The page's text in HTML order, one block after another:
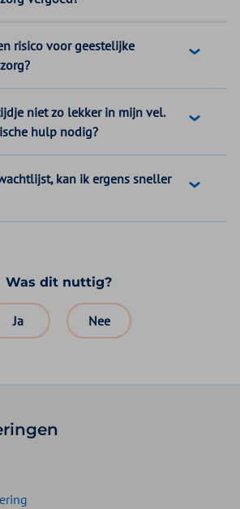
risico voor geestelijke
niet zo lekker in mijn vel.
hulp nodig?
kan ik ergens sneller
Was dit nuttig?
Ja Nee